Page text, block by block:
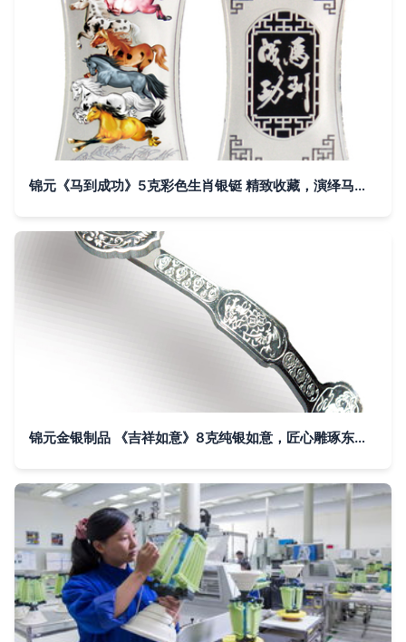
锦元《马到成功》5克彩色生肖银铤 精致收藏，演绎马年祥瑞
锦元金银制品 《吉祥如意》8克纯银如意，匠心雕琢东方美学